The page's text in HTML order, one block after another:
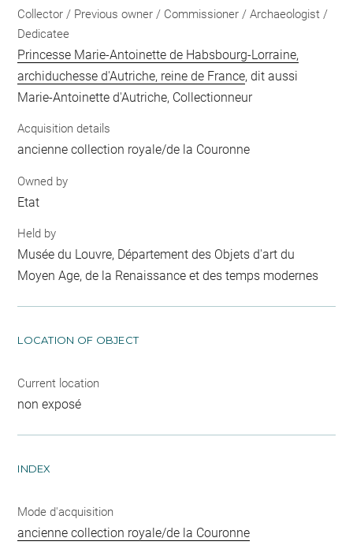
Collector / Previous owner / Commissioner / Archaeologist /
Dedicatee
Princesse Marie-Antoinette de Habsbourg-Lorraine,
archiduchesse d'Autriche, reine de France, dit aussi
Marie-Antoinette d'Autriche, Collectionneur
Acquisition details
ancienne collection royale/de la Couronne
Owned by
Etat
Held by
Musée du Louvre, Département des Objets d'art du
Moyen Age, de la Renaissance et des temps modernes
LOCATION OF OBJECT
Current location
non exposé
INDEX
Mode d'acquisition
ancienne collection royale/de la Couronne